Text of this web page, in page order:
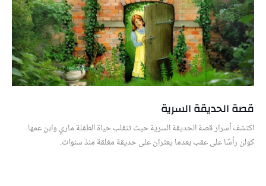
قصة الحديقة السرية
اكتشف أسرار قصة الحديقة السرية حيث تنقلب حياة الطفلة ماري وابن عمها
كولن رأسًا على عقب بعدما يعثران على حديقة مغلقة منذ سنوات.